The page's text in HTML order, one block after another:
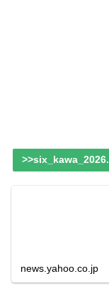
news.yahoo.co.jp